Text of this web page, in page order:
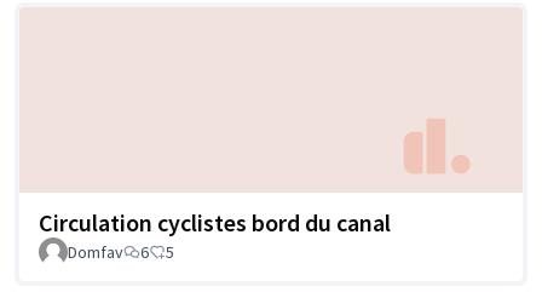
Circulation cyclistes bord du canal
Domfav 6 5